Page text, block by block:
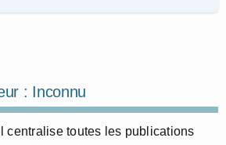
: Inconnu
centralise toutes les publications